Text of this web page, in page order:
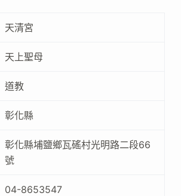
天清宮
天上聖母
道教
彰化縣
彰化縣埔鹽鄉瓦磘村光明路二段66
號
04-8653547